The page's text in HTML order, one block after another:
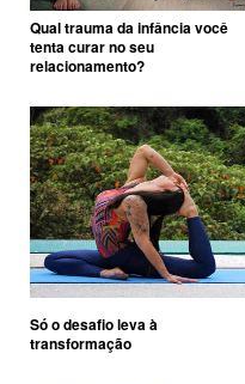
Qual trauma da infância você
tenta curar no seu
relacionamento?
Só o desafio leva à
transformação